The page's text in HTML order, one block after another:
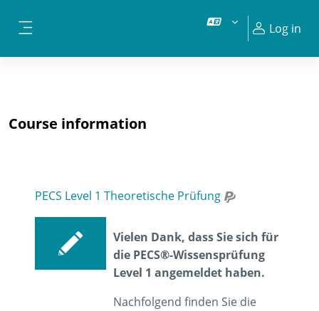
Log in
Course information
PECS Level 1 Theoretische Prüfung
Vielen Dank, dass Sie sich für
die PECS®-Wissensprüfung
Level 1 angemeldet haben.
Nachfolgend finden Sie die